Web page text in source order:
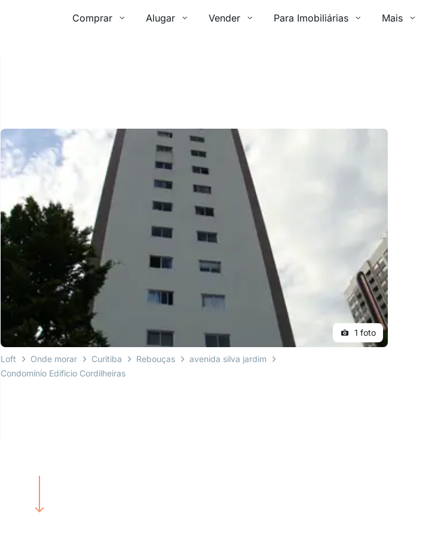
Comprar Alugar Vender Para Imobiliárias Mais
1 foto
Loft Onde morar Curitiba Rebouças
avenida silva jardim
Condomínio Edificio Cordilheiras